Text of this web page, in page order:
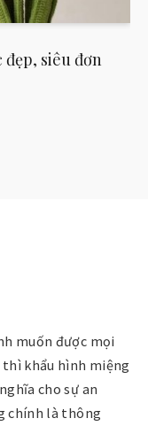
siêu đơn
muốn được mọi
thì khẩu hình miệng
cho sự an
chính là thông